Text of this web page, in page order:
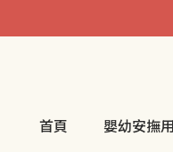
首頁 嬰幼安撫